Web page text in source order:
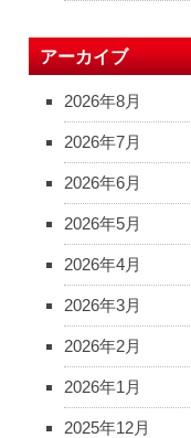
アーカイブ
2026年8月
2026年7月
2026年6月
2026年5月
2026年4月
2026年3月
2026年2月
2026年1月
2025年12月